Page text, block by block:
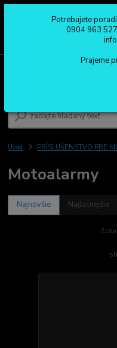
0904 963 527
Po - Pia: 08:00 - 16:00
Úvod PRÍSLUŠENSTVO PRE
Motoalarmy
Najnovšie Najlacnejšie
Potrebujete
0904 963
Prajeme